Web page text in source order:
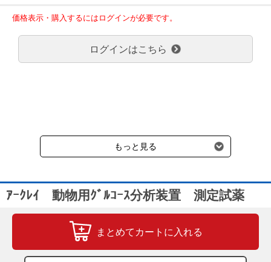
ご了承のほどよろしくお願い致します。
弊社都合でお届けが２回以上に分かれる場合の送料負担は、１回分
のみで新たな送料は発生しません。
大型商品送料が必要な商品をご注文の場合は、大型商品送料のみご
負担頂きます。
受けます。
価格表示・購入するにはログインが必要です。
ログインはこちら
もっと見る
ｱｰｸﾚｲ 動物用ｸﾞﾙｺｰｽ分析装置 測定試薬
まとめてカートに入れる